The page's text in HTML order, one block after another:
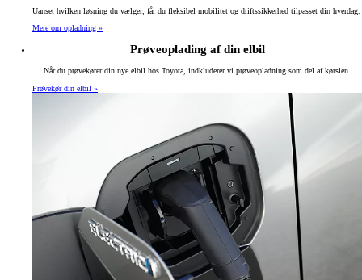
Uanset hvilken løsning du vælger, får du fleksibel mobilitet og driftssikkerhed tilpasset din hverdag.
Mere om opladning »
Prøveoplading af din elbil
Når du prøvekører din nye elbil hos Toyota, indkluderer vi prøveopladning som del af kørslen.
Prøvekør din elbil »